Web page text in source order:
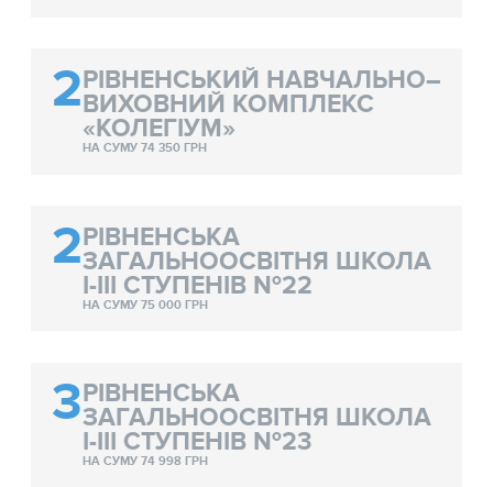
2РІВНЕНСЬКИЙ НАВЧАЛЬНО–
ВИХОВНИЙ КОМПЛЕКС
«КОЛЕГІУМ»
НА СУМУ 74 350 ГРН
2РІВНЕНСЬКА
ЗАГАЛЬНООСВІТНЯ ШКОЛА
І-ІІІ СТУПЕНІВ №22
НА СУМУ 75 000 ГРН
3РІВНЕНСЬКА
ЗАГАЛЬНООСВІТНЯ ШКОЛА
І-ІІІ СТУПЕНІВ №23
НА СУМУ 74 998 ГРН